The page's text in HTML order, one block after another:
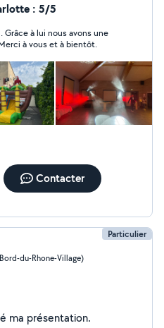
: 5/5
à lui nous avons une
à vous et à bientôt.
Contacter
Particulier
du-Rhone-Village)
Je n'ai pas encore renseigné ma présentation.